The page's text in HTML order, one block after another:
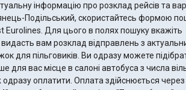
інформацію про розклад рейсів та
Подільський, скористайтесь формою
Eurolines. Для цього в полях пошуку вкажіть
вам розклад відправлень з
Ви одразу можете підібрати
для вас місце в салоні автобуса з числа
оплатити. Оплата здійснюється через